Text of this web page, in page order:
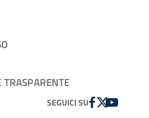
SEGUICI SUFACEBOOK
TWITTER
YOUTUBE